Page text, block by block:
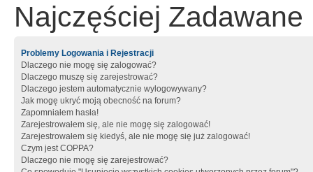
Najczęściej Zadawane
Problemy Logowania i Rejestracji
Dlaczego nie mogę się zalogować?
Dlaczego muszę się zarejestrować?
Dlaczego jestem automatycznie wylogowywany?
Jak mogę ukryć moją obecność na forum?
Zapomniałem hasła!
Zarejestrowałem się, ale nie mogę się zalogować!
Zarejestrowałem się kiedyś, ale nie mogę się już zalogować!
Czym jest COPPA?
Dlaczego nie mogę się zarejestrować?